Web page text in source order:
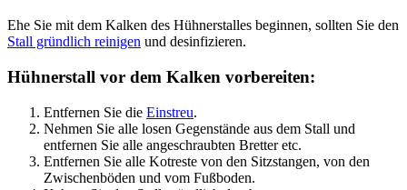
Ehe Sie mit dem Kalken des Hühnerstalles beginnen, sollten Sie den
Stall gründlich reinigen und desinfizieren.
Hühnerstall vor dem Kalken vorbereiten:
Entfernen Sie die Einstreu.
Nehmen Sie alle losen Gegenstände aus dem Stall und
entfernen Sie alle angeschraubten Bretter etc.
Entfernen Sie alle Kotreste von den Sitzstangen, von den
Zwischenböden und vom Fußboden.